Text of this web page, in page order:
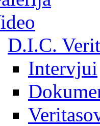
D.I.C.
Intervjui